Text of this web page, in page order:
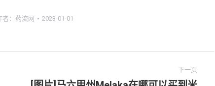
者： 药流网 2023-01-01
下一页